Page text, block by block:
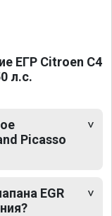
ЕГР Citroen C4
л.с.
Picasso
EGR